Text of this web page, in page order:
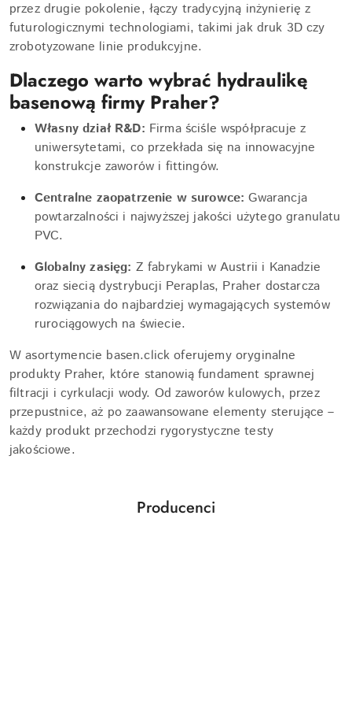
przez drugie pokolenie, łączy tradycyjną inżynierię z
futurologicznymi technologiami, takimi jak druk 3D czy
zrobotyzowane linie produkcyjne.
Dlaczego warto wybrać hydraulikę
basenową firmy Praher?
Własny dział R&D: Firma ściśle współpracuje z
uniwersytetami, co przekłada się na innowacyjne
konstrukcje zaworów i fittingów.
Centralne zaopatrzenie w surowce: Gwarancja
powtarzalności i najwyższej jakości użytego granulatu
PVC.
Globalny zasięg: Z fabrykami w Austrii i Kanadzie
oraz siecią dystrybucji Peraplas, Praher dostarcza
rozwiązania do najbardziej wymagających systemów
rurociągowych na świecie.
W asortymencie basen.click oferujemy oryginalne
produkty Praher, które stanowią fundament sprawnej
filtracji i cyrkulacji wody. Od zaworów kulowych, przez
przepustnice, aż po zaawansowane elementy sterujące –
każdy produkt przechodzi rygorystyczne testy
jakościowe.
Pomiń karuzelę producentów
Producenci